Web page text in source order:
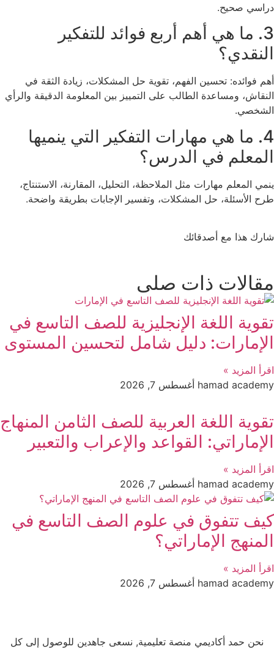
دراسي صحيح.
3. ما هي أهم أربع فوائد للتفكير
النقدي؟
أهم فوائده: تحسين الفهم، تقوية حل المشكلات، زيادة الثقة في
النقاش، ومساعدة الطالب على التمييز بين المعلومة الدقيقة والرأي
الشخصي.
4. ما هي مهارات التفكير التي ينميها
المعلم في الدرس؟
ينمي المعلم مهارات مثل الملاحظة، التحليل، المقارنة، الاستنتاج،
طرح الأسئلة، حل المشكلات، وتفسير الإجابات بطريقة واضحة.
شارك هذا مع أصدقائك
مقالات ذات صلى
تقوية اللغة الإنجليزية للصف التاسع في
الإمارات: دليل شامل لتحسين المستوى
اقرأ المزيد »
hamad academy أغسطس 7, 2026
تقوية اللغة العربية للصف الثامن المنهاج
الإماراتي: القواعد والإعراب والتعبير
اقرأ المزيد »
hamad academy أغسطس 7, 2026
كيف تتفوق في علوم الصف التاسع في
المنهج الإماراتي؟
اقرأ المزيد »
hamad academy أغسطس 7, 2026
نحن حمد أكاديمي منصة تعليمية, نسعى جاهدين للوصول إلى كل